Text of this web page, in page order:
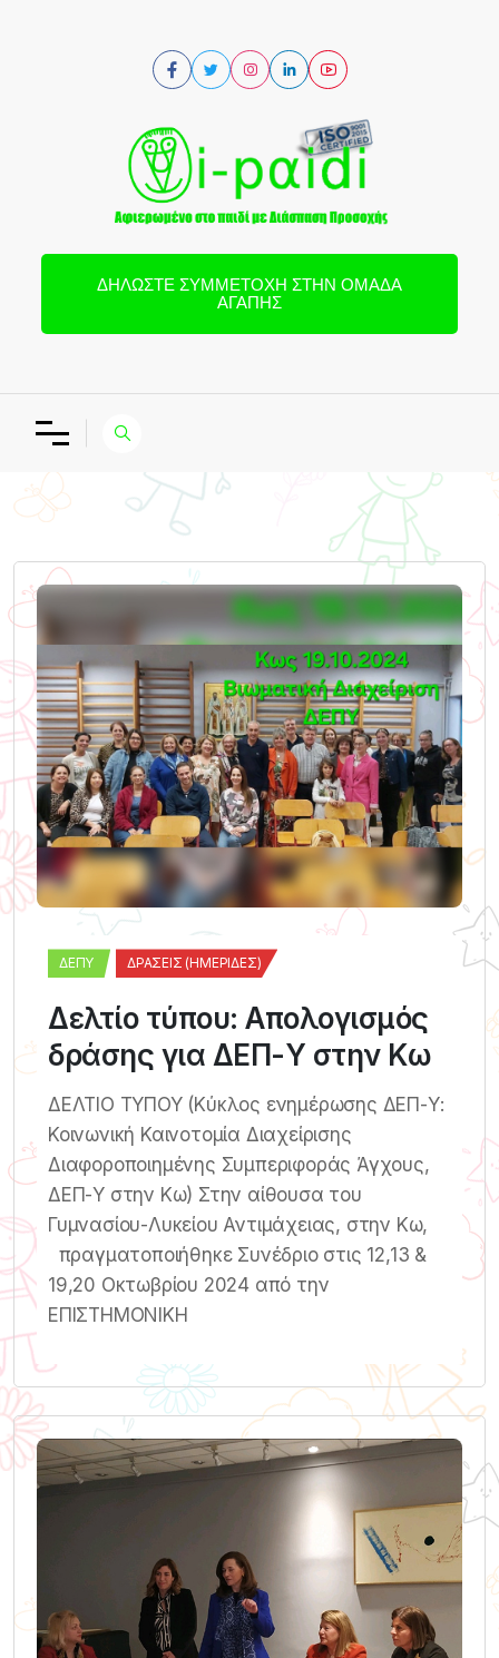
ΔΗΛΏΣΤΕ ΣΥΜΜΕΤΟΧΉ ΣΤΗΝ ΟΜΆΔΑ
ΑΓΆΠΗΣ
ΔΕΠΥ ΔΡΆΣΕΙΣ (ΗΜΕΡΊΔΕΣ)
Δελτίο τύπου: Aπολογισμός
δράσης για ΔΕΠ-Υ στην Κω
ΔΕΛΤΙΟ ΤΥΠΟΥ (Κύκλος ενημέρωσης ΔΕΠ-Υ:
Κοινωνική Καινοτομία Διαχείρισης
Διαφοροποιημένης Συμπεριφοράς Άγχους,
ΔΕΠ-Υ στην Κω) Στην αίθουσα του
Γυμνασίου-Λυκείου Αντιμάχειας, στην Κω,
πραγματοποιήθηκε Συνέδριο στις 12,13 &
19,20 Οκτωβρίου 2024 από την
ΕΠΙΣΤΗΜΟΝΙΚΗ